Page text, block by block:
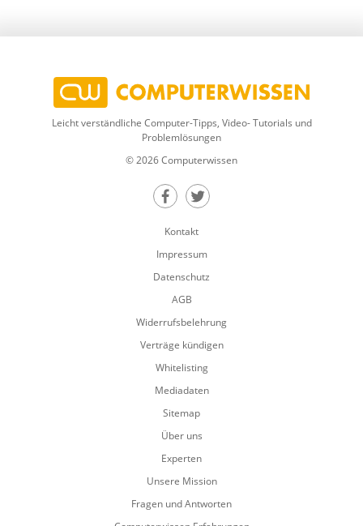
Leicht verständliche Computer-Tipps, Video- Tutorials und
Problemlösungen
© 2026 Computerwissen
Teilen auf Facebook
Teilen auf Twitter
Kontakt
Impressum
Datenschutz
AGB
Widerrufsbelehrung
Verträge kündigen
Whitelisting
Mediadaten
Sitemap
Über uns
Experten
Unsere Mission
Fragen und Antworten